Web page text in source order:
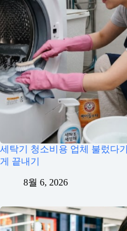
세탁기 청소비용 업체 불렀다
게 끝내기
8월 6, 2026